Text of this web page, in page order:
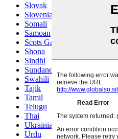
Slovak
Slovenian
Somali
Samoan
Scots Gaelic
Shona
Sindhi
Sundanese
Swahili
Tajik
Tamil
Telugu
Thai
Ukrainian
Urdu